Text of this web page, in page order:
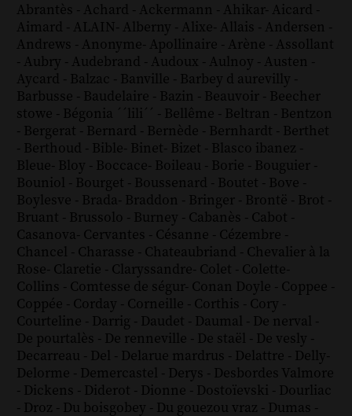
Abrantès - Achard - Ackermann - Ahikar- Aicard -
Aimard - ALAIN- Alberny - Alixe- Allais - Andersen -
Andrews - Anonyme- Apollinaire - Arène - Assollant
- Aubry - Audebrand - Audoux - Aulnoy - Austen -
Aycard - Balzac - Banville - Barbey d aurevilly -
Barbusse - Baudelaire - Bazin - Beauvoir - Beecher
stowe - Bégonia ´´lili´´ - Bellême - Beltran - Bentzon
- Bergerat - Bernard - Bernède - Bernhardt - Berthet
- Berthoud - Bible- Binet- Bizet - Blasco ibanez -
Bleue- Bloy - Boccace- Boileau - Borie - Bouguier -
Bouniol - Bourget - Boussenard - Boutet - Bove -
Boylesve - Brada- Braddon - Bringer - Brontë - Brot -
Bruant - Brussolo - Burney - Cabanès - Cabot -
Casanova- Cervantes - Césanne - Cézembre -
Chancel - Charasse - Chateaubriand - Chevalier à la
Rose- Claretie - Claryssandre- Colet - Colette-
Collins - Comtesse de ségur- Conan Doyle - Coppee -
Coppée - Corday - Corneille - Corthis - Cory -
Courteline - Darrig - Daudet - Daumal - De nerval -
De pourtalès - De renneville - De staël - De vesly -
Decarreau - Del - Delarue mardrus - Delattre - Delly-
Delorme - Demercastel - Derys - Desbordes Valmore
- Dickens - Diderot - Dionne - Dostoïevski - Dourliac
- Droz - Du boisgobey - Du gouezou vraz - Dumas -